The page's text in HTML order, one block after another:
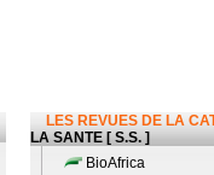
LES REVUES DE LA
LA SANTE [ S.S. ]
BioAfrica